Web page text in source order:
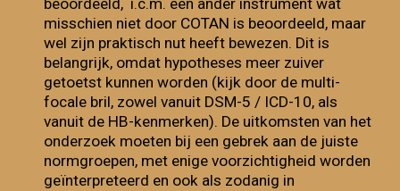
misschien niet door COTAN is beoordeeld, maar
wel zijn praktisch nut heeft bewezen. Dit is
belangrijk, omdat hypotheses meer zuiver
getoetst kunnen worden (kijk door de multi-
focale bril, zowel vanuit DSM-5 / ICD-10, als
vanuit de HB-kenmerken). De uitkomsten van het
onderzoek moeten bij een gebrek aan de juiste
normgroepen, met enige voorzichtigheid worden
geïnterpreteerd en ook als zodanig in